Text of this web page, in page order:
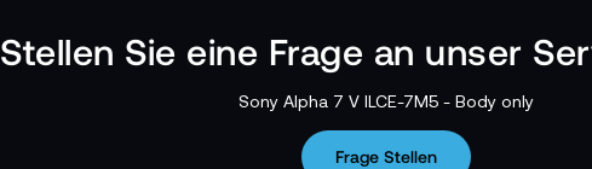
Stellen Sie eine Frage an unser
Sony Alpha 7 V ILCE-7M5 - Body only
Frage Stellen